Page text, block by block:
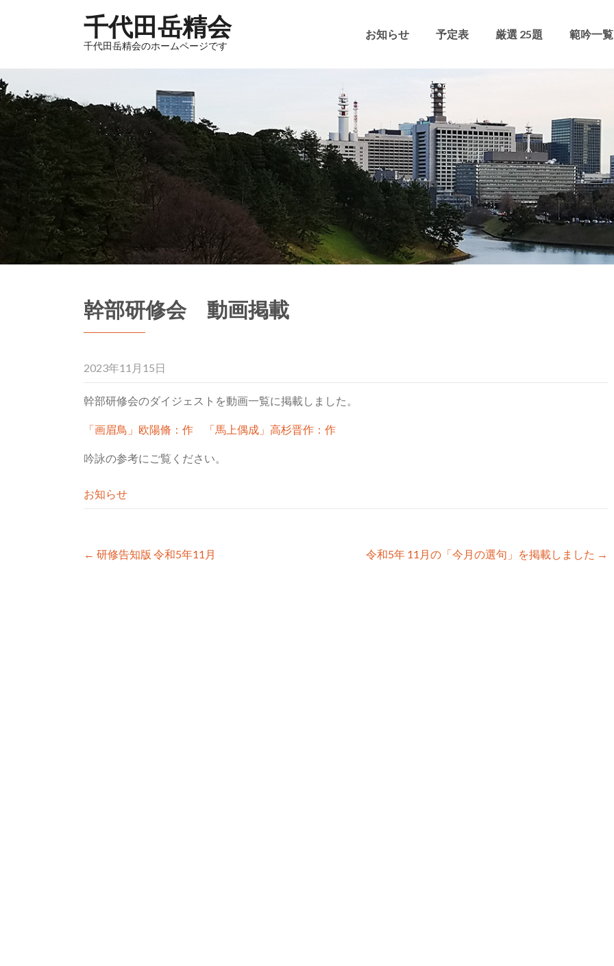
千代田岳精会
千代田岳精会のホームページです
お知らせ 予定表 厳選 25題 範吟一覧
幹部研修会 動画掲載
2023年11月15日
幹部研修会のダイジェストを動画一覧に掲載しました。
「画眉鳥」欧陽脩：作 「馬上偶成」高杉晋作：作
吟詠の参考にご覧ください。
お知らせ
Post
navigation
← 研修告知版 令和5年11月 令和5年 11月の「今月の選句」を掲載しました →